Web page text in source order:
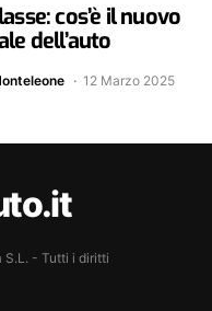
cos’è il nuovo
dell’auto
12 Marzo 2025
- Tutti i diritti